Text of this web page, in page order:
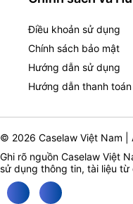
Điều khoản sử dụng
Chính sách bảo mật
Hướng dẫn sử dụng
Hướng dẫn thanh toán
© 2026 Caselaw Việt Nam |
Ghi rõ nguồn Caselaw Việt
sử dụng thông tin, tài liệu từ